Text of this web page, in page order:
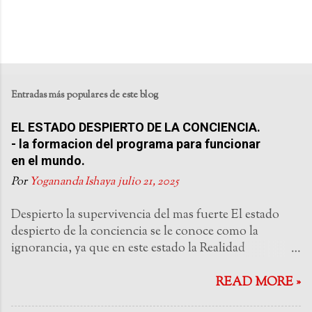
Entradas más populares de este blog
EL ESTADO DESPIERTO DE LA CONCIENCIA.
- la formacion del programa para funcionar
en el mundo.
PorYogananda Ishayajulio 21, 2025
Despierto la supervivencia del mas fuerte El estado
despierto de la conciencia se le conoce como la
ignorancia, ya que en este estado la Realidad
Este es un estado de fronteras: la mente esta atrapada
READ MORE »